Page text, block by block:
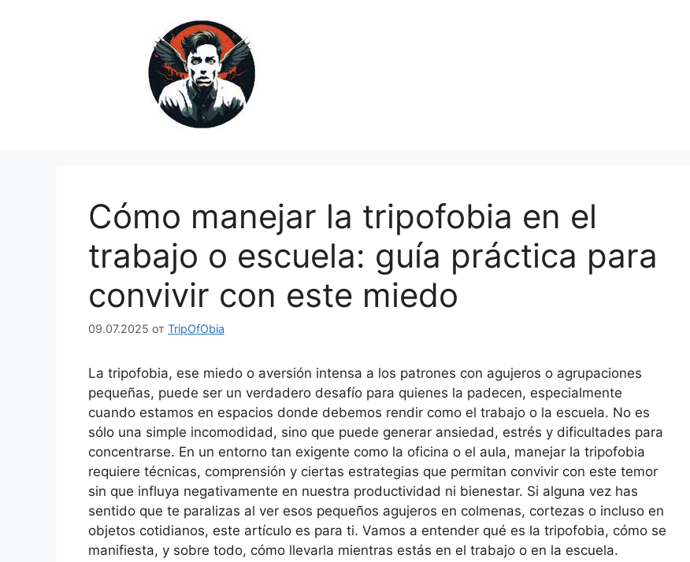
Cómo manejar la tripofobia en el
trabajo o escuela: guía práctica para
convivir con este miedo
09.07.2025 от TripOfObia
La tripofobia, ese miedo o aversión intensa a los patrones con agujeros o agrupaciones
pequeñas, puede ser un verdadero desafío para quienes la padecen, especialmente
cuando estamos en espacios donde debemos rendir como el trabajo o la escuela. No es
sólo una simple incomodidad, sino que puede generar ansiedad, estrés y dificultades para
concentrarse. En un entorno tan exigente como la oficina o el aula, manejar la tripofobia
requiere técnicas, comprensión y ciertas estrategias que permitan convivir con este temor
sin que influya negativamente en nuestra productividad ni bienestar. Si alguna vez has
sentido que te paralizas al ver esos pequeños agujeros en colmenas, cortezas o incluso en
objetos cotidianos, este artículo es para ti. Vamos a entender qué es la tripofobia, cómo se
manifiesta, y sobre todo, cómo llevarla mientras estás en el trabajo o en la escuela.